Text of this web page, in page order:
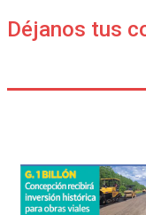
Déjanos tus